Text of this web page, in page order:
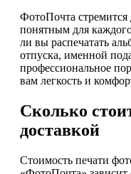
ФотоПочта стремится
понятным для
ли вы распечатать
отпуска, именной
профессиональное
вам легкость и
Сколько
доставкой
Стоимость печати